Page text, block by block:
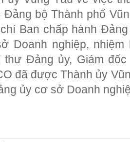
bộ Thành phố
Ban chấp hành
Doanh nghiệp,
thư Đảng ủy, Giám
đã được Thành ủy
ủy cơ sở Doanh